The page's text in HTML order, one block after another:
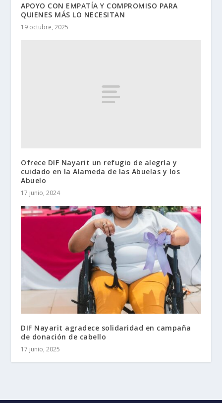
APOYO CON EMPATÍA Y COMPROMISO PARA
QUIENES MÁS LO NECESITAN
19 octubre, 2025
Ofrece DIF Nayarit un refugio de alegría y
cuidado en la Alameda de las Abuelas y los
Abuelo
17 junio, 2024
DIF Nayarit agradece solidaridad en campaña
de donación de cabello
17 junio, 2025